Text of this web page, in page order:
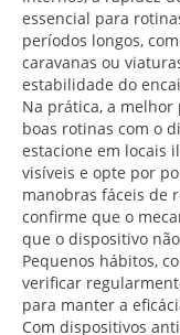
essencial para
períodos longos,
caravanas ou
estabilidade do
Na prática, a
boas rotinas com o
estacione em locais
visíveis e opte por
manobras fáceis de
confirme que o
que o dispositivo
Pequenos hábitos,
verificar
para manter a
Com dispositivos